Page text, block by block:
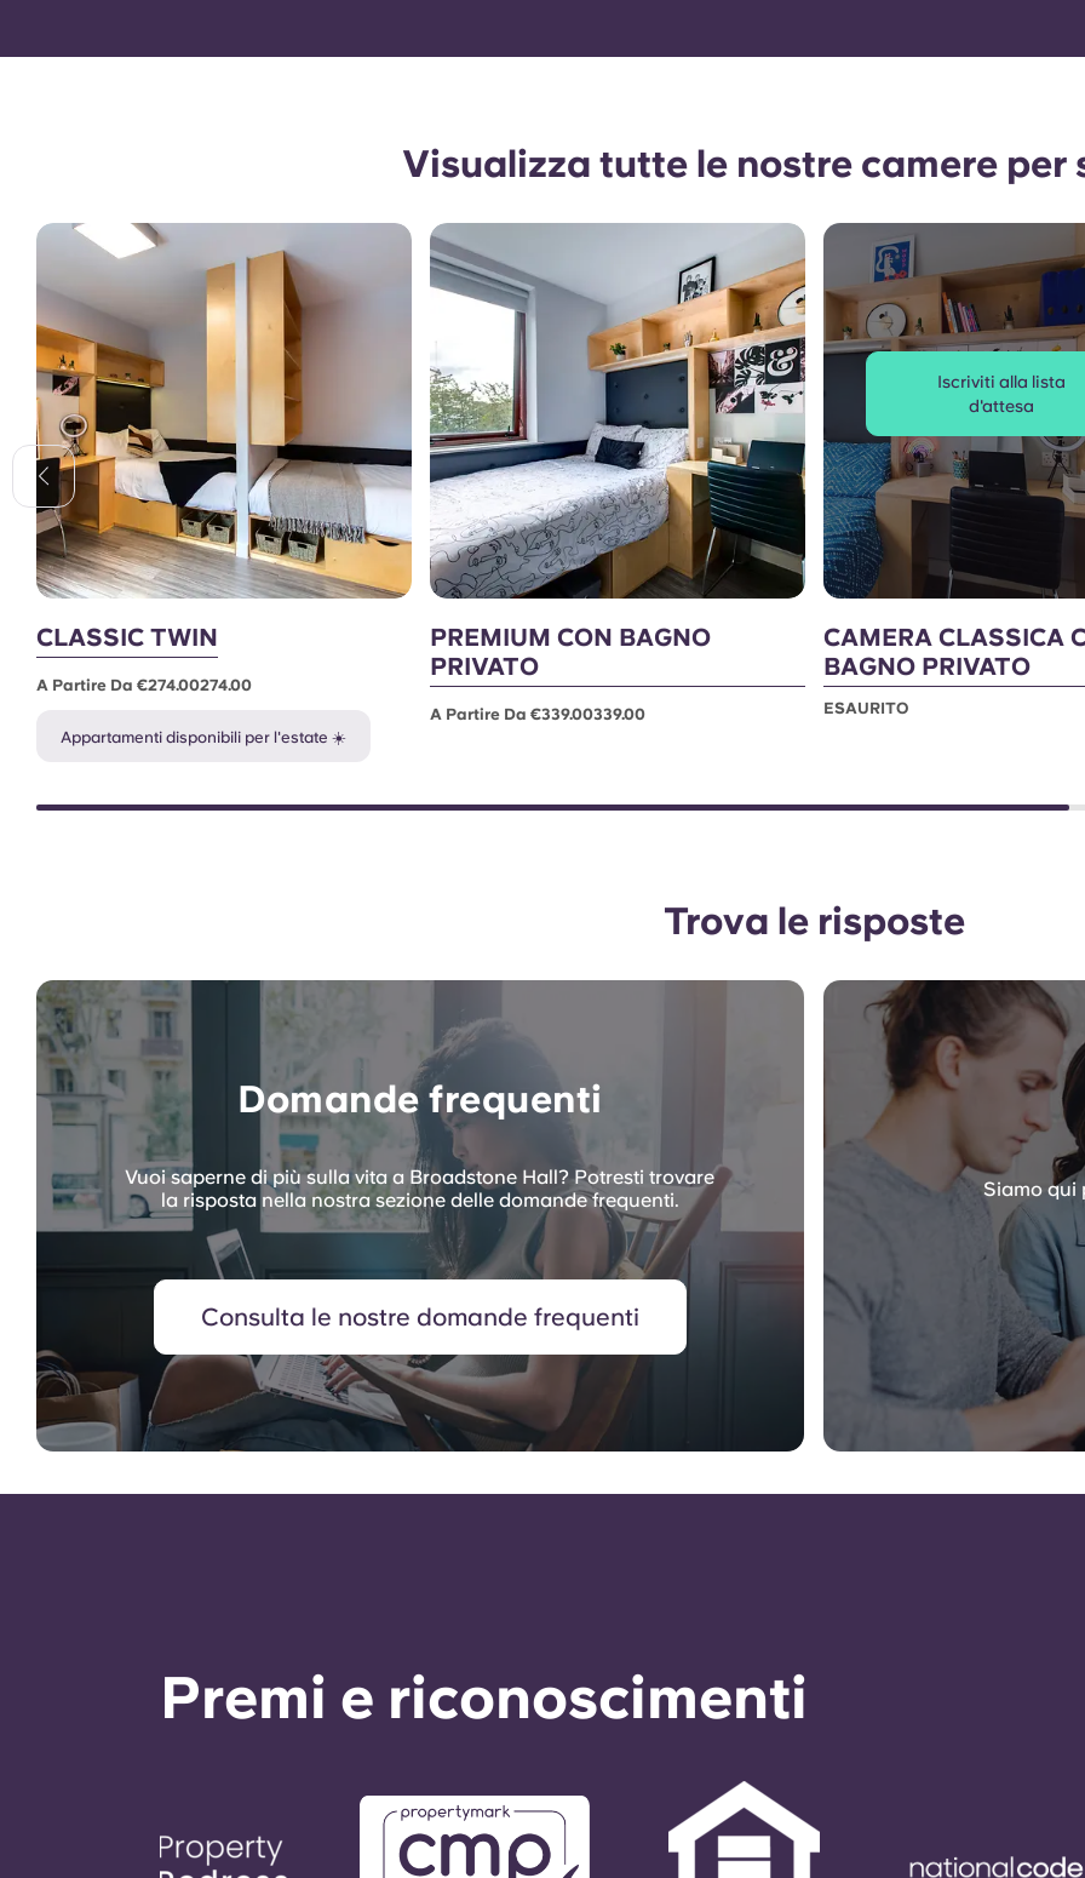
Visualizza tutte le nostre camere per
CLASSIC TWIN
A Partire Da €274.00274.00
Appartamenti disponibili per l'estate ☀️
PREMIUM CON BAGNO
PRIVATO
A Partire Da €339.00339.00
Iscriviti alla lista
d'attesa
CAMERA CLASSICA
BAGNO PRIVATO
ESAURITO
Trova le risposte
Domande frequenti
Vuoi saperne di più sulla vita a Broadstone Hall? Potresti trovare
la risposta nella nostra sezione delle domande frequenti.
Consulta le nostre domande frequenti
Siamo qui
Premi e riconoscimenti